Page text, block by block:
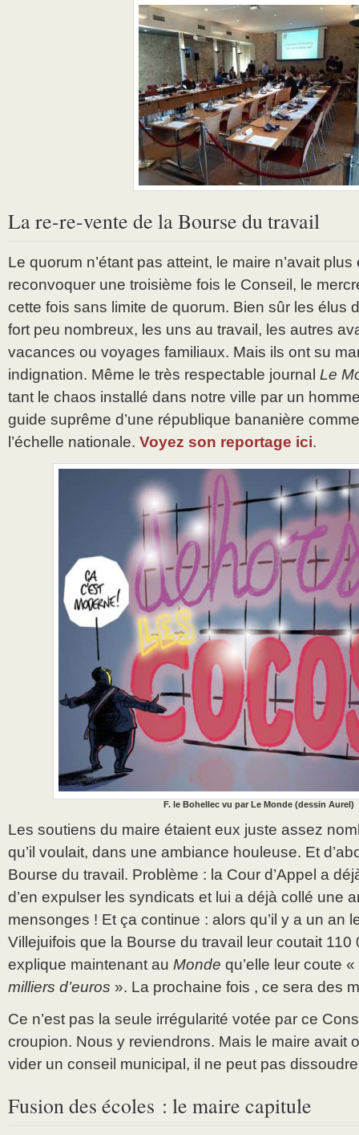
La re-re-vente de la Bourse du travail
Le quorum n’étant pas atteint, le maire n’avait plus
reconvoquer une troisième fois le Conseil, le
cette fois sans limite de quorum. Bien sûr les élus
fort peu nombreux, les uns au travail, les autres
vacances ou voyages familiaux. Mais ils ont su
indignation. Même le très respectable journal Le
tant le chaos installé dans notre ville par un
guide suprême d’une république bananière
l’échelle nationale. Voyez son reportage ici.
F. le Bohellec vu par Le Monde (dessin Aurel)
Les soutiens du maire étaient eux juste assez
qu’il voulait, dans une ambiance houleuse. Et
Bourse du travail. Problème : la Cour d’Appel a
d’en expulser les syndicats et lui a déjà collé une
mensonges ! Et ça continue : alors qu’il y a un an
Villejuifois que la Bourse du travail leur coutait 110
explique maintenant au Monde qu’elle leur coute «
milliers d’euros ». La prochaine fois , ce sera des
Ce n’est pas la seule irrégularité votée par ce
croupion. Nous y reviendrons. Mais le maire avait
vider un conseil municipal, il ne peut pas
Fusion des écoles : le maire capitule